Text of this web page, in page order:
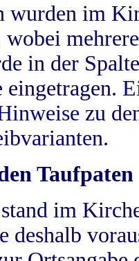
wurden im
in der
eingetragen.
zu
Taufpaten
im
deshalb